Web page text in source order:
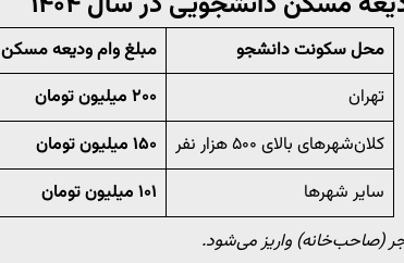
محل سکونت دانشجو
مبلغ وام ودیعه مسکن
تهران
۲۰۰ میلیون تومان
کلان‌شهرهای بالای ۵۰۰ هزار نفر
۱۵۰ میلیون تومان
سایر شهرها
۱۰۱ میلیون تومان
(صاحب‌خانه) واریز می‌شود.